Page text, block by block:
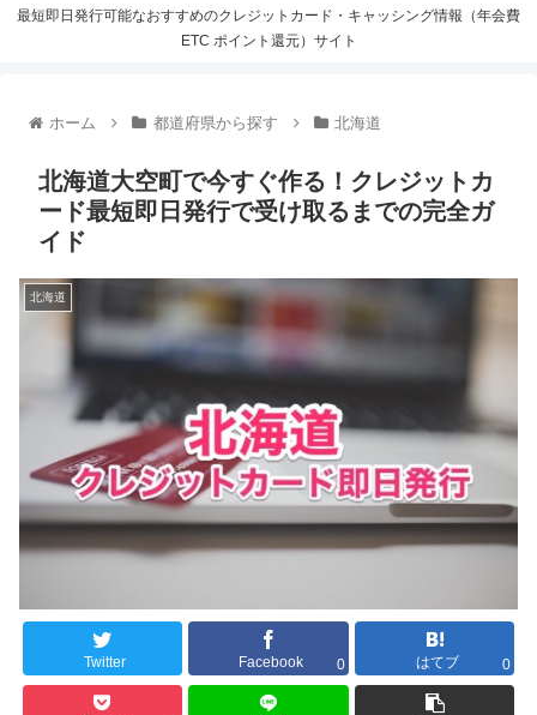
最短即日発行可能なおすすめのクレジットカード・キャッシング情報（年会費
ETC ポイント還元）サイト
ホーム 都道府県から探す 北海道
北海道大空町で今すぐ作る！クレジットカ
ード最短即日発行で受け取るまでの完全ガ
イド
北海道
Twitter Facebook 0 はてブ 0